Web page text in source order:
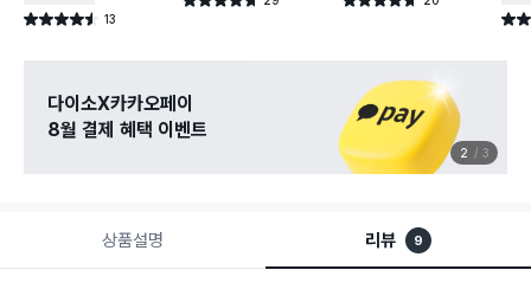
별점 4.5점 13
건 작성
건 작성 건 작성
별점
관심 있는 신상 입고
무료로 알림 받기
3 3
상품설명 리뷰 9